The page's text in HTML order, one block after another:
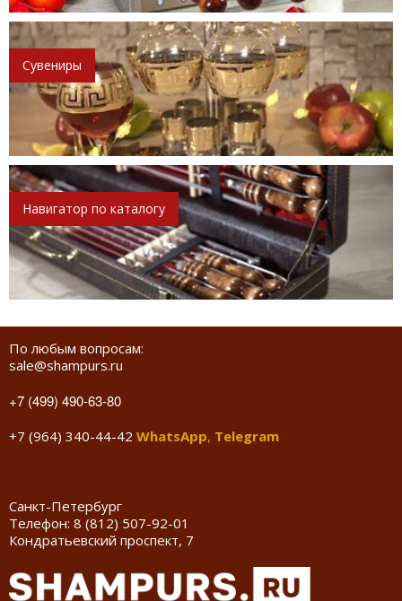
Сувениры
Навигатор по каталогу
По любым вопросам:
sale@shampurs.ru
+7 (499) 490-63-80
+7 (964) 340-44-42 WhatsApp, Telegram
Санкт-Петербург
Телефон: 8 (812) 507-92-01
Кондратьевский проспект, 7